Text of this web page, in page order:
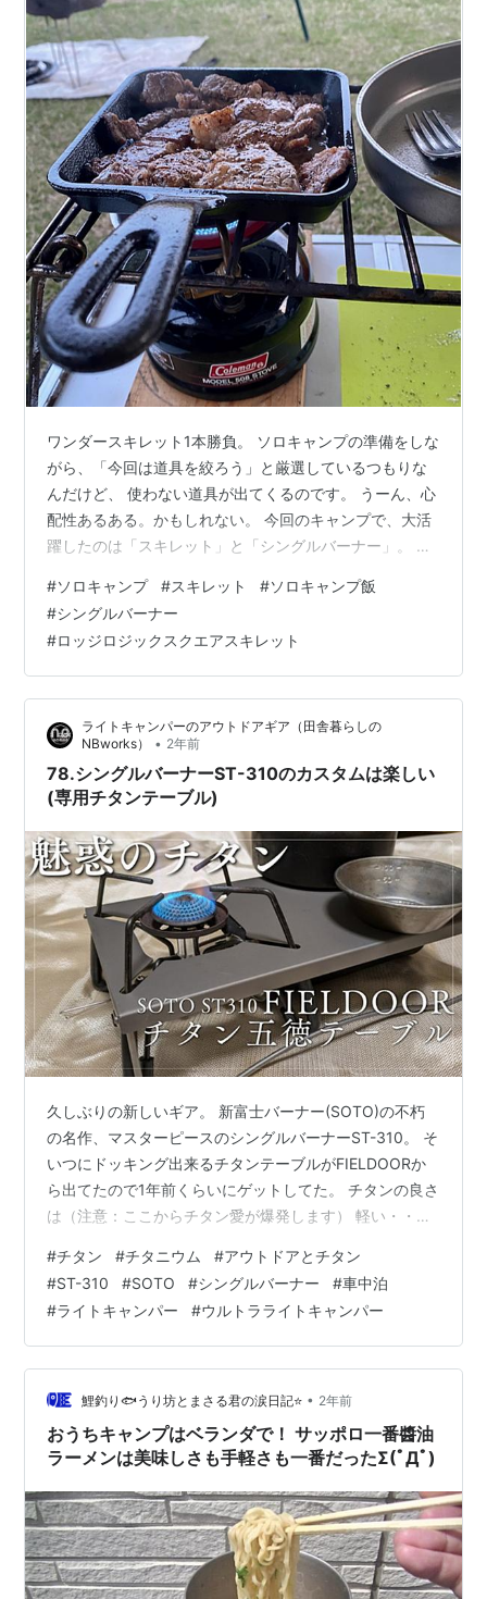
ワンダースキレット1本勝負。 ソロキャンプの準備をしな
がら、「今回は道具を絞ろう」と厳選しているつもりな
んだけど、 使わない道具が出てくるのです。 うーん、心
配性あるある。かもしれない。 今回のキャンプで、大活
躍したのは「スキレット」と「シングルバーナー」。 こ
キャンプならこれでイケる。 夕食はスキレットで焼肉 ス
キレットで焼いた肉は、やっぱり裏切らない。 小さいサ
イズでもしっかり熱をお肉に伝えてくるから、美味しく
焼ける。 「これなら美味しくちゃんと焼ける」安心感が
素敵すぎる。 朝はホットサンドでスタート 食パンがぴっ
たり収まるサイズ感。 L…
#ソロキャンプ #スキレット #ソロキャンプ飯
#シングルバーナー
#ロッジロジックスクエアスキレット
ライトキャンパーのアウトドアギア（田舎暮らしの
NBworks）
• 2年前
78.シングルバーナーST-310のカスタムは楽しい
(専用チタンテーブル)
久しぶりの新しいギア。 新富士バーナー(SOTO)の不朽
の名作、マスターピースのシングルバーナーST-310。 そ
いつにドッキング出来るチタンテーブルがFIELDOORか
ら出てたので1年前くらいにゲットしてた。 チタンの良さ
は（注意：ここからチタン愛が爆発します） 軽い・・・
す。プラスチックかと思うほど軽い。 強い・・・ チタン
の強度は、鉄の約2倍、アルミニウムの約3倍！まじか
よ。どうかしてるぜ！ 錆びない・・・ とくに、「海水耐
食性」に強い。まぁ海水に使う用途は浮かばないけ
ど・・・（笑） サビにくいということは、つまり「長持
ちする」とい…
#チタン #チタニウム #アウトドアとチタン
#ST-310 #SOTO #シングルバーナー #車中泊
#ライトキャンパー #ウルトラライトキャンパー
鯉釣り🐟うり坊とまさる君の涙日記⭐ • 2年前
おうちキャンプはベランダで！ サッポロ一番醬油
ラーメンは美味しさも手軽さも一番だったΣ(ﾟДﾟ)